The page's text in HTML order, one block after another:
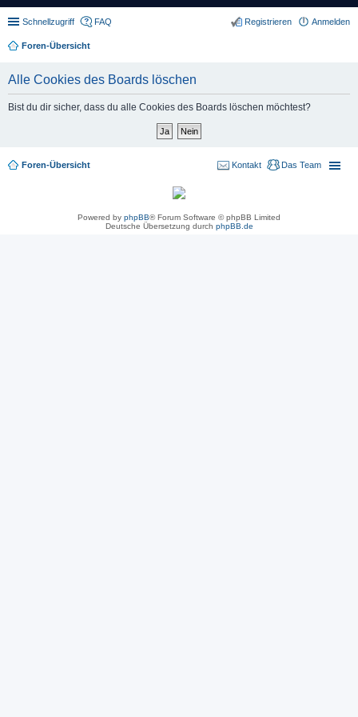
Schnellzugriff FAQ Anmelden
Registrieren
Foren-Übersicht
Alle Cookies des Boards löschen
Bist du dir sicher, dass du alle Cookies des Boards löschen möchtest?
Foren-Übersicht Das Team
Kontakt
Powered by phpBB® Forum Software © phpBB Limited
Deutsche Übersetzung durch phpBB.de